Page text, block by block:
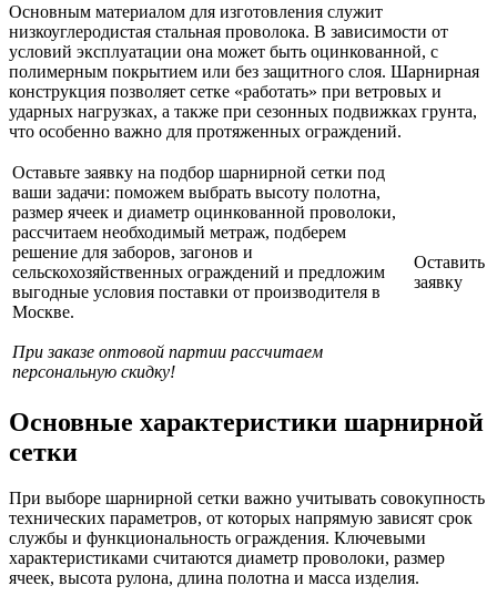
Основным материалом для изготовления служит
низкоуглеродистая стальная проволока. В зависимости от
условий эксплуатации она может быть оцинкованной, с
полимерным покрытием или без защитного слоя. Шарнирная
конструкция позволяет сетке «работать» при ветровых и
ударных нагрузках, а также при сезонных подвижках грунта,
что особенно важно для протяженных ограждений.
Оставьте заявку на подбор шарнирной сетки под
ваши задачи: поможем выбрать высоту полотна,
размер ячеек и диаметр оцинкованной проволоки,
рассчитаем необходимый метраж, подберем
решение для заборов, загонов и
сельскохозяйственных ограждений и предложим
выгодные условия поставки от производителя в
Москве.
При заказе оптовой партии рассчитаем
персональную скидку!
Оставить
заявку
Основные характеристики шарнирной
сетки
При выборе шарнирной сетки важно учитывать совокупность
технических параметров, от которых напрямую зависят срок
службы и функциональность ограждения. Ключевыми
характеристиками считаются диаметр проволоки, размер
ячеек, высота рулона, длина полотна и масса изделия.